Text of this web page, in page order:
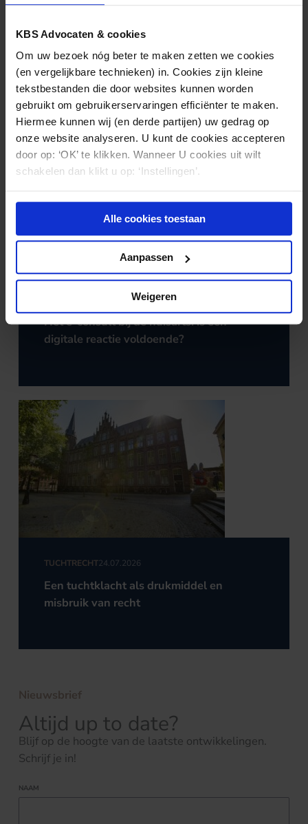
KBS Advocaten & cookies
Om uw bezoek nóg beter te maken zetten we cookies
(en vergelijkbare technieken) in. Cookies zijn kleine
tekstbestanden die door websites kunnen worden
gebruikt om gebruikerservaringen efficiënter te maken.
Hiermee kunnen wij (en derde partijen) uw gedrag op
onze website analyseren. U kunt de cookies accepteren
door op: ‘OK’ te klikken. Wanneer U cookies uit wilt
schakelen dan klikt u op: ‘Instellingen’.
Alle cookies toestaan
Aanpassen
Weigeren
GEZONDHEIDSZORG07.08.2026
Beledigende uitlatingen over een ziekte in
een publicatie: wie mag daarover klagen?
27.07.2026
Het e-consult bij de huisarts: is een
digitale reactie voldoende?
TUCHTRECHT24.07.2026
Een tuchtklacht als drukmiddel en
misbruik van recht
Nieuwsbrief
Altijd up to date?
Blijf op de hoogte van de laatste ontwikkelingen.
Schrijf je in!
NAAM